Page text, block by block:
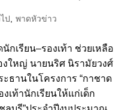
ป พาดหัวข่าว